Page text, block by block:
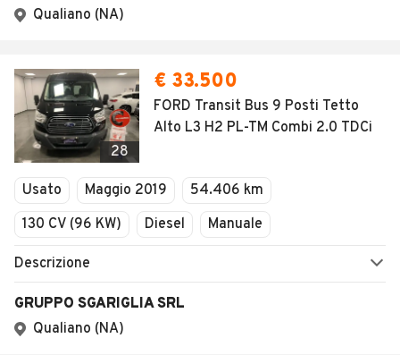
Qualiano (NA)
28
€ 33.500
FORD Transit Bus 9 Posti Tetto
Alto L3 H2 PL-TM Combi 2.0 TDCi
Usato Maggio 2019
54.406 km
130 CV (96 KW)
Diesel Manuale
Descrizione
GRUPPO SGARIGLIA SRL
Qualiano (NA)